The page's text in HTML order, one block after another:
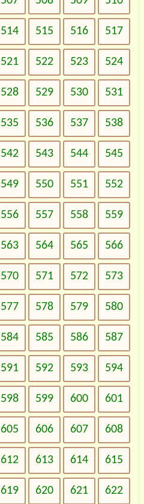
514 515 516 517
521 522 523 524
528 529 530 531
535 536 537 538
542 543 544 545
549 550 551 552
556 557 558 559
563 564 565 566
570 571 572 573
577 578 579 580
584 585 586 587
591 592 593 594
598 599 600 601
605 606 607 608
612 613 614 615
619 620 621 622